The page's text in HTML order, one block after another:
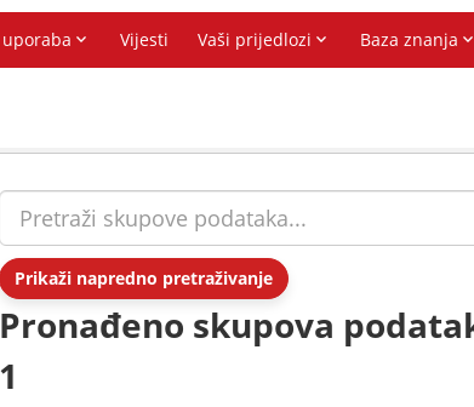
Prikaži napredno pretraživanje
Pronađeno skupova
1